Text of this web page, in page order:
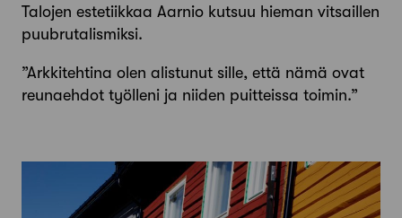
Talojen estetiikkaa Aarnio kutsuu hieman vitsaillen
puubrutalismiksi.
”Arkkitehtina olen alistunut sille, että nämä ovat
reunaehdot työlleni ja niiden puitteissa toimin.”